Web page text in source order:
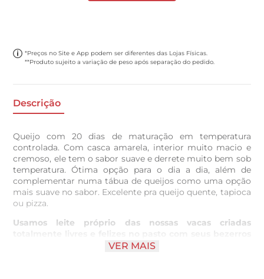
*Preços no Site e App podem ser diferentes das Lojas Físicas.
**Produto sujeito a variação de peso após separação do pedido.
Descrição
Queijo com 20 dias de maturação em temperatura
controlada. Com casca amarela, interior muito macio e
cremoso, ele tem o sabor suave e derrete muito bem sob
temperatura. Ótima opção para o dia a dia, além de
complementar numa tábua de queijos como uma opção
mais suave no sabor. Excelente pra queijo quente, tapioca
ou pizza.
Usamos leite próprio das nossas vacas criadas
ao pé. Nosso princípio do bem estar animal é criar
VER MAIS